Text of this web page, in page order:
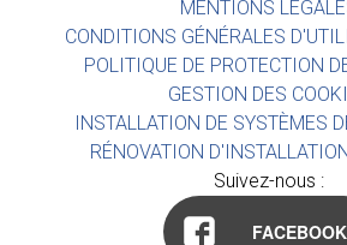
MENTIONS
CONDITIONS GÉNÉRALES
POLITIQUE DE PROTECTION
GESTION DES
INSTALLATION DE SYSTÈMES
RÉNOVATION
Suivez-nous :
FACEBOOK